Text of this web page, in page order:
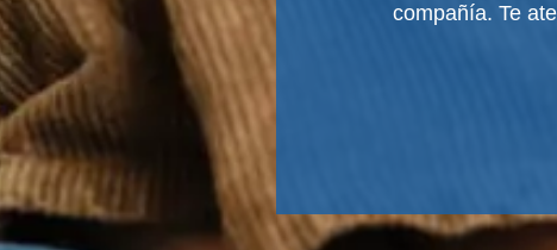
compañía. Te